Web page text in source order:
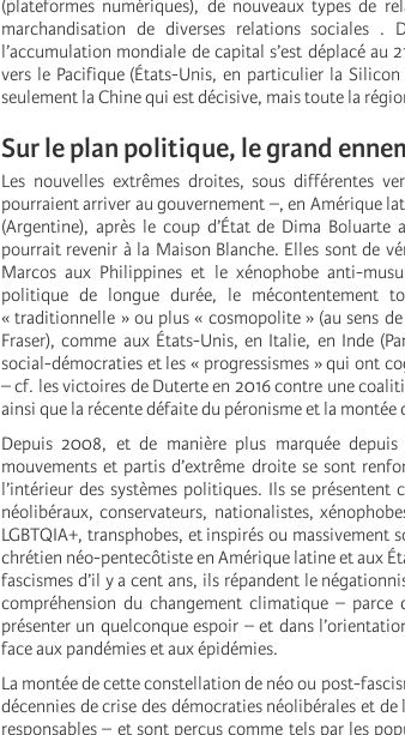
(plateformes numériques), de nouveaux types de
marchandisation de diverses relations sociales
l’accumulation mondiale de capital s’est déplacé au
vers le Pacifique (États-Unis, en particulier la Silicon
seulement la Chine qui est décisive, mais toute la
Sur le plan politique, le grand
Les nouvelles extrêmes droites, sous différentes
pourraient arriver au gouvernement –, en Amérique
(Argentine), après le coup d’État de Dima
pourrait revenir à la Maison Blanche. Elles sont de
Marcos aux Philippines et le xénophobe anti-
politique de longue durée, le mécontentement
« traditionnelle » ou plus « cosmopolite » (au sens
Fraser), comme aux États-Unis, en Italie, en Inde
social-démocraties et les « progressismes » qui ont
– cf. les victoires de Duterte en 2016 contre une
ainsi que la récente défaite du péronisme et la montée
Depuis 2008, et de manière plus marquée
mouvements et partis d’extrême droite se sont
l’intérieur des systèmes politiques. Ils se présentent
néolibéraux, conservateurs, nationalistes,
LGBTQIA+, transphobes, et inspirés ou
chrétien néo-pentecôtiste en Amérique latine et aux
fascismes d’il y a cent ans, ils répandent le
compréhension du changement climatique –
présenter un quelconque espoir – et dans
face aux pandémies et aux épidémies.
La montée de cette constellation de néo ou post-
décennies de crise des démocraties néolibérales et
responsables – et sont perçus comme tels par les